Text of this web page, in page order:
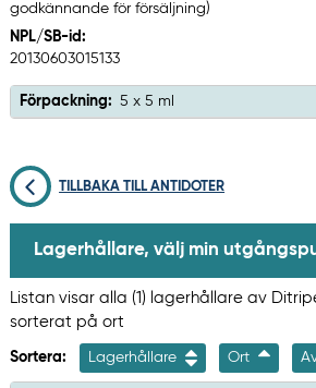
godkännande för försäljning)
NPL/SB-id:
20130603015133
Förpackning: 5 x 5 ml
TILLBAKA TILL ANTIDOTER
Lagerhållare, välj min
Listan visar alla (1) lagerhållare av
sorterat på ort
Sortera: Lagerhållare Ort